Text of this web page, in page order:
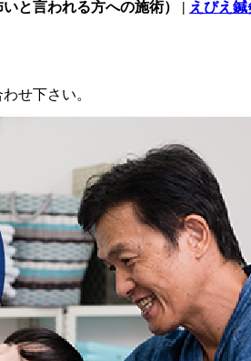
と言われる方への施術） | えびえ